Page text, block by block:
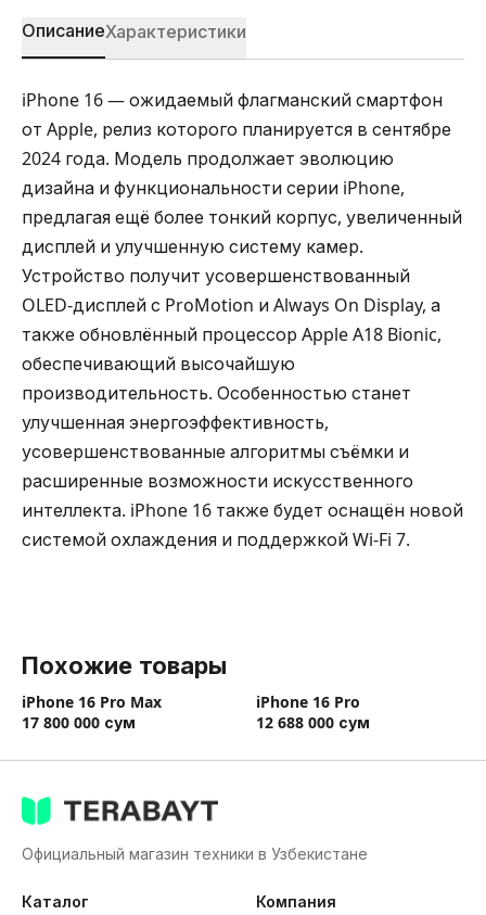
ОписаниеХарактеристики
iPhone 16 — ожидаемый флагманский смартфон
от Apple, релиз которого планируется в сентябре
2024 года. Модель продолжает эволюцию
дизайна и функциональности серии iPhone,
предлагая ещё более тонкий корпус, увеличенный
дисплей и улучшенную систему камер.
Устройство получит усовершенствованный
OLED-дисплей с ProMotion и Always On Display, а
также обновлённый процессор Apple A18 Bionic,
обеспечивающий высочайшую
производительность. Особенностью станет
улучшенная энергоэффективность,
усовершенствованные алгоритмы съёмки и
расширенные возможности искусственного
интеллекта. iPhone 16 также будет оснащён новой
системой охлаждения и поддержкой Wi-Fi 7.
Похожие товары
iPhone 16 Pro Max
17 800 000 сум
iPhone 16 Pro
12 688 000 сум
Официальный магазин техники в Узбекистане
Каталог Компания